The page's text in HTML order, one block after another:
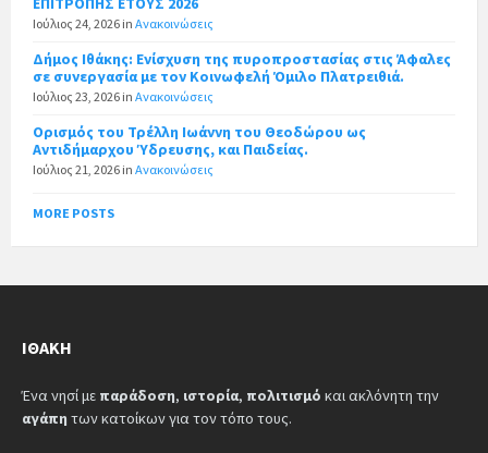
Ιούλιος 24, 2026 in Ανακοινώσεις
Δήμος Ιθάκης: Ενίσχυση της πυροπροστασίας στις Άφαλες
σε συνεργασία με τον Κοινωφελή Όμιλο Πλατρειθιά.
Ιούλιος 23, 2026 in Ανακοινώσεις
Ορισμός του Τρέλλη Ιωάννη του Θεοδώρου ως
Αντιδήμαρχου Ύδρευσης, και Παιδείας.
Ιούλιος 21, 2026 in Ανακοινώσεις
MORE POSTS
ΙΘΆΚΗ
Ένα νησί με παράδοση, ιστορία, πολιτισμό και ακλόνητη την
αγάπη των κατοίκων για τον τόπο τους.